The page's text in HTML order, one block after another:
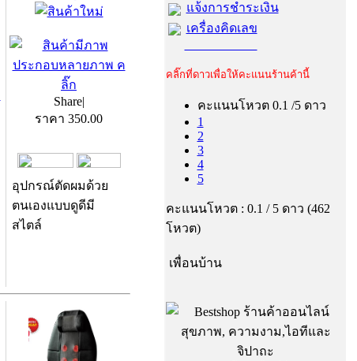
Share|
ราคา 350.00
อุปกรณ์ตัดผมด้วย
ตนเองแบบดูดีมี
สไตล์
แจ้งการชำระเงิน
เครื่องคิดเลข
คลิ๊กที่ดาวเพื่อให้คะแนนร้านค้านี้
คะแนนโหวต 0.1 /5 ดาว
1
2
3
4
5
คะแนนโหวต : 0.1 / 5 ดาว (462
โหวต)
เพื่อนบ้าน